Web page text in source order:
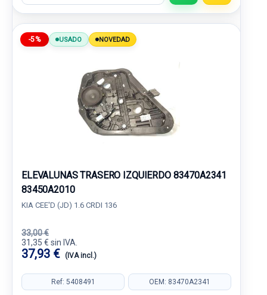
-5% USADO NOVEDAD
ELEVALUNAS TRASERO IZQUIERDO 83470A2341
83450A2010
KIA CEE'D (JD) 1.6 CRDI 136
33,00 €
31,35 € sin IVA.
37,93 € (IVA incl.)
Ref: 5408491 OEM: 83470A2341